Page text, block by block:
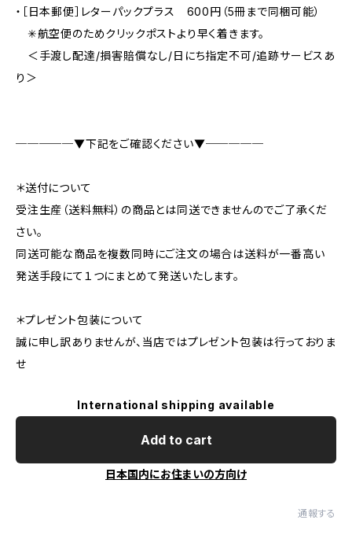
・［日本郵便］レターパックプラス 600円（5冊まで同梱可能）
✳︎航空便のためクリックポストより早く着きます。
＜手渡し配達/損害賠償なし/日にち指定不可/追跡サービスあ
り＞
─────▼下記をご確認ください▼─────
＊送付について
受注生産（送料無料）の商品とは同送できませんのでご了承くだ
さい。
同送可能な商品を複数同時にご注文の場合は送料が一番高い
発送手段にて１つにまとめて発送いたします。
＊プレゼント包装について
誠に申し訳ありませんが、当店ではプレゼント包装は行っておりま
せ
International shipping available
Add to cart
日本国内にお住まいの方向け
通報する